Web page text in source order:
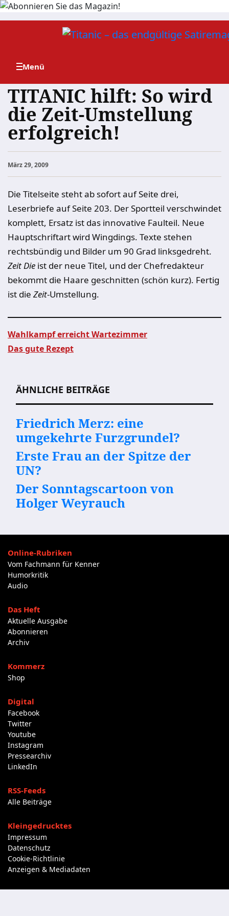
Zum
TITANIC hilft: So wird
die Zeit-Umstellung
erfolgreich!
März 29, 2009
Die Titelseite steht ab sofort auf Seite drei,
Leserbriefe auf Seite 203. Der Sportteil verschwindet
komplett, Ersatz ist das innovative Faulteil. Neue
Hauptschriftart wird Wingdings. Texte stehen
rechtsbündig und Bilder um 90 Grad linksgedreht.
Zeit Die ist der neue Titel, und der Chefredakteur
bekommt die Haare geschnitten (schön kurz). Fertig
ist die Zeit-Umstellung.
Wahlkampf erreicht Wartezimmer
Das gute Rezept
ÄHNLICHE BEITRÄGE
Friedrich Merz: eine
umgekehrte Furzgrundel?
Erste Frau an der Spitze der
UN?
Der Sonntagscartoon von
Holger Weyrauch
Online-Rubriken
Vom Fachmann für Kenner
Humorkritik
Audio
Das Heft
Aktuelle Ausgabe
Abonnieren
Archiv
Kommerz
Shop
Digital
Facebook
Twitter
Youtube
Instagram
Pressearchiv
LinkedIn
RSS-Feeds
Alle Beiträge
Kleingedrucktes
Impressum
Datenschutz
Cookie-Richtlinie
Anzeigen & Mediadaten